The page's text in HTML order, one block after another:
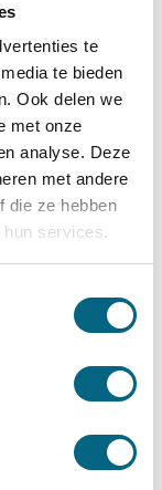
te
te bieden
Ook delen we
met onze
analyse. Deze
met andere
die ze hebben
services.